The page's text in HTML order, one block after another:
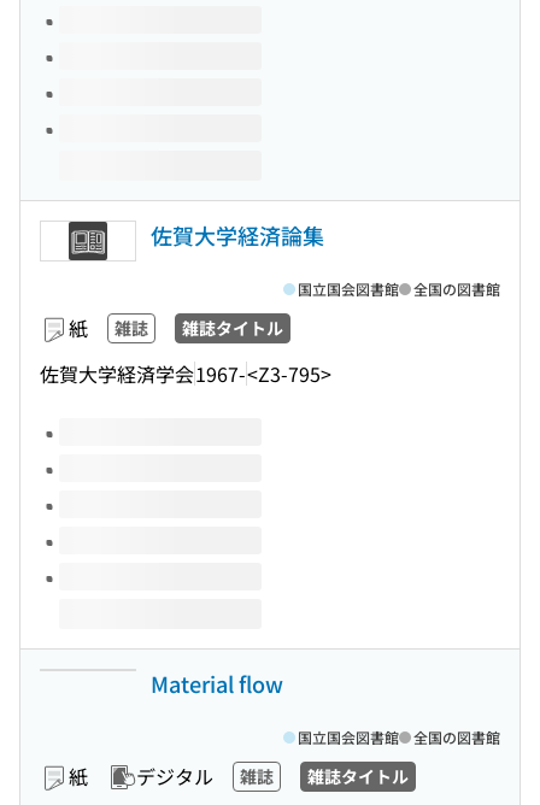
佐賀大学経済論集
紙 雑誌 雑誌タイトル
佐賀大学経済学会1967-<Z3-795>
国立国会図書館 全国の図書館
このタイトルの巻号
Material flow
紙 デジタル 雑誌 雑誌タイトル
国立国会図書館 全国の図書館